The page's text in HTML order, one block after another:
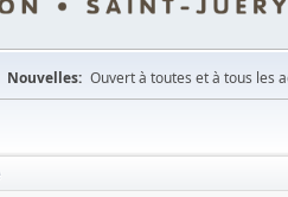
Nouvelles: Ouvert à toutes et à tous les